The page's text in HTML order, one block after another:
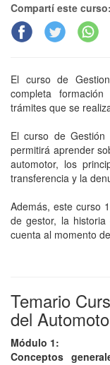
Compartí este curso:
El curso de
completa
trámites que se
El curso de
permitirá aprender
automotor, los
transferencia y la
Además, este curso
de gestor, la
cuenta al momento
Temario
del
Módulo 1:
Conceptos